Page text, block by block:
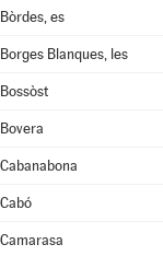
Bòrdes, es
Borges Blanques, les
Bossòst
Bovera
Cabanabona
Cabó
Camarasa